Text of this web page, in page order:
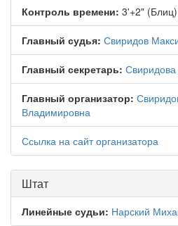
Контроль времени: 3'+2" (Блиц)
Главный судья: Свиридов
Главный секретарь: Свиридова
Главный организатор:
Владимировна
Ссылка на сайт организатора
Штат
Линейные судьи: Нарский